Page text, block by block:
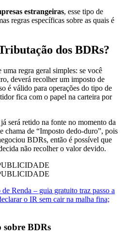
estrangeiras, esse tipo de
regras específicas sobre as quais é
dos BDRs?
uma regra geral simples: se você
deverá recolher um imposto de
é válido para operações do tipo de
fica com o papel na carteira por
será retido na fonte no momento da
chama de “Imposto dedo-duro”, pois
BDRs, então é possível que
não recolher o valor devido.
Renda – guia gratuito traz passo a
o IR sem cair na malha fina;
BDRs